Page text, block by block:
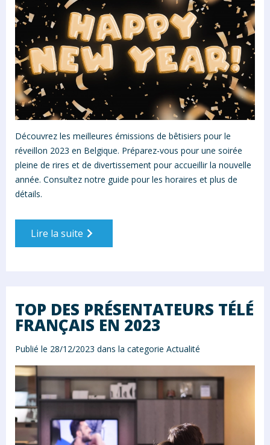
Découvrez les meilleures émissions de bêtisiers pour le
réveillon 2023 en Belgique. Préparez-vous pour une soirée
pleine de rires et de divertissement pour accueillir la nouvelle
année. Consultez notre guide pour les horaires et plus de
détails.
Lire la suite
TOP DES PRÉSENTATEURS TÉLÉ
FRANÇAIS EN 2023
Publié le 28/12/2023 dans la categorie Actualité